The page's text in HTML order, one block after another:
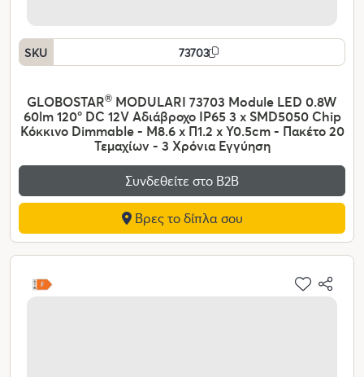
SKU 73703
GLOBOSTAR® MODULARI 73703 Module LED 0.8W
60lm 120° DC 12V Αδιάβροχο IP65 3 x SMD5050 Chip
Κόκκινο Dimmable - Μ8.6 x Π1.2 x Υ0.5cm - Πακέτο 20
Τεμαχίων - 3 Χρόνια Εγγύηση
Συνδεθείτε στο Β2Β
Βρες το δίπλα σου